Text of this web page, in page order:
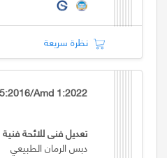
نظرة سريعة
Amd 1:2022
تعديل فني للائحة
دبس الرمان الطبيعي